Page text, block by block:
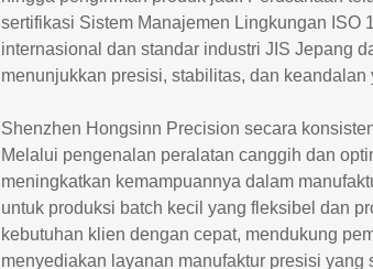
sertifikasi Sistem Manajemen Lingkungan ISO
internasional dan standar industri JIS Jepang
menunjukkan presisi, stabilitas, dan keandalan
Shenzhen Hongsinn Precision secara
Melalui pengenalan peralatan canggih dan
meningkatkan kemampuannya dalam
untuk produksi batch kecil yang fleksibel dan
kebutuhan klien dengan cepat, mendukung
menyediakan layanan manufaktur presisi